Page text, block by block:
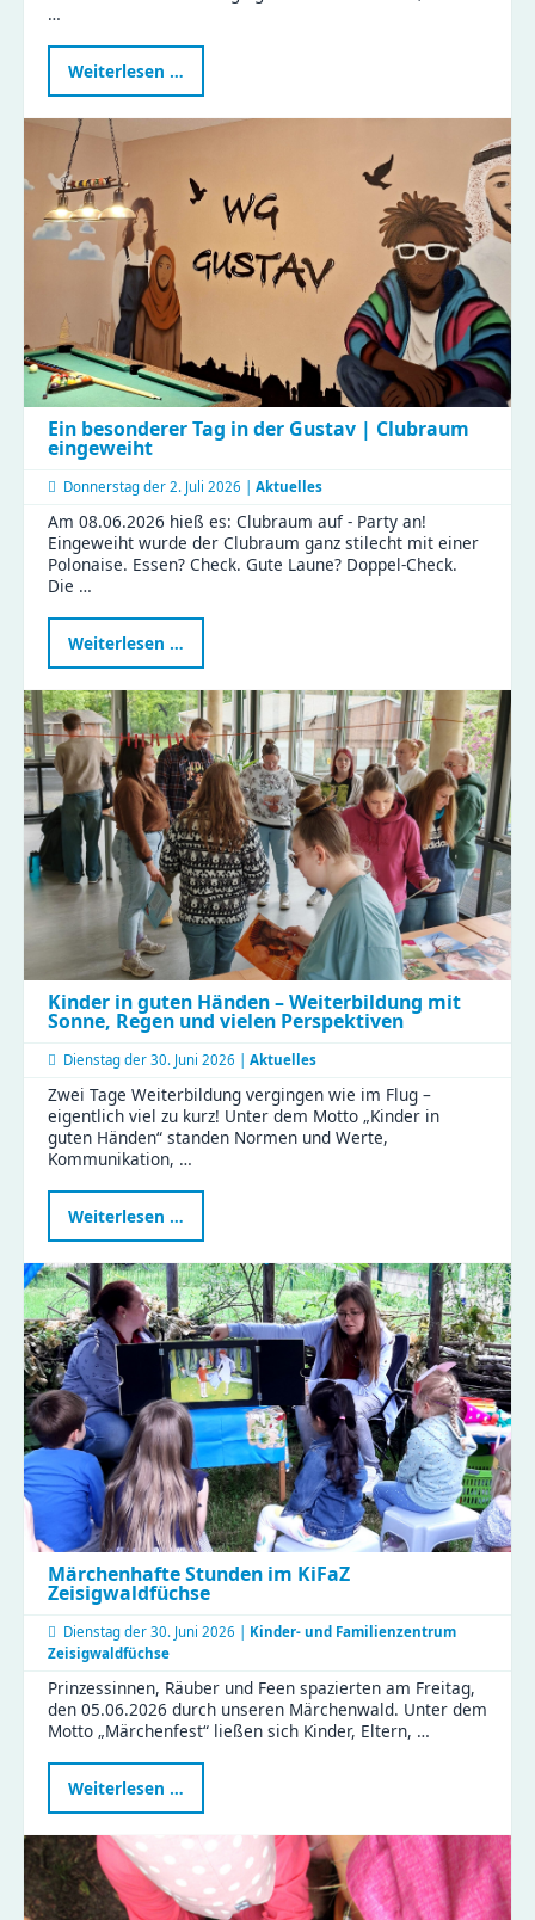
…
Weiterlesen …
bei
der
Imkerin
Ein besonderer Tag in der Gustav | Clubraum
eingeweiht
Donnerstag der 2. Juli 2026 | Aktuelles
Am 08.06.2026 hieß es: Clubraum auf - Party an!
Eingeweiht wurde der Clubraum ganz stilecht mit einer
Polonaise. Essen? Check. Gute Laune? Doppel-Check.
Die …
Weiterlesen …
besonderer
Tag
in
der
Gustav
|
Clubraum
eingeweiht
Kinder in guten Händen – Weiterbildung mit
Sonne, Regen und vielen Perspektiven
Dienstag der 30. Juni 2026 | Aktuelles
Zwei Tage Weiterbildung vergingen wie im Flug –
eigentlich viel zu kurz! Unter dem Motto „Kinder in
guten Händen“ standen Normen und Werte,
Kommunikation, …
Weiterlesen …
in
Händen
–
Weiterbildung
mit
Sonne,
Regen
und
vielen
Perspektiven
Märchenhafte Stunden im KiFaZ
Zeisigwaldfüchse
Dienstag der 30. Juni 2026 | Kinder- und Familienzentrum
Zeisigwaldfüchse
Prinzessinnen, Räuber und Feen spazierten am Freitag,
den 05.06.2026 durch unseren Märchenwald. Unter dem
Motto „Märchenfest“ ließen sich Kinder, Eltern, …
Weiterlesen …
Stunden
im
Zeisigwaldfüchse